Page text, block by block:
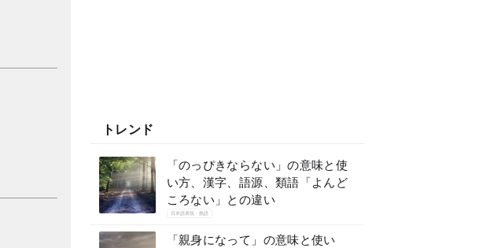
トレンド
「のっぴきならない」の意味と使
い方、漢字、語源、類語「よんど
ころない」との違い
日本語表現・熟語
「親身になって」の意味と使い